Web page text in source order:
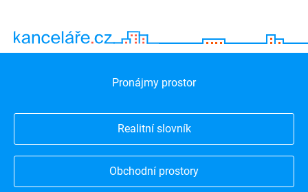
Pronájmy prostor
Realitní slovník
Obchodní prostory